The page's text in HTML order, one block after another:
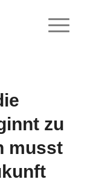
zu
musst